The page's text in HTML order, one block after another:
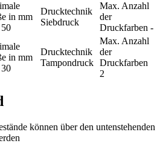
in mm
Drucktechnik
Siebdruck
Max. Anzahl
der
Druckfarben -
in mm
Drucktechnik
Tampondruck
Max. Anzahl
der
Druckfarben
2
können über den untenstehenden